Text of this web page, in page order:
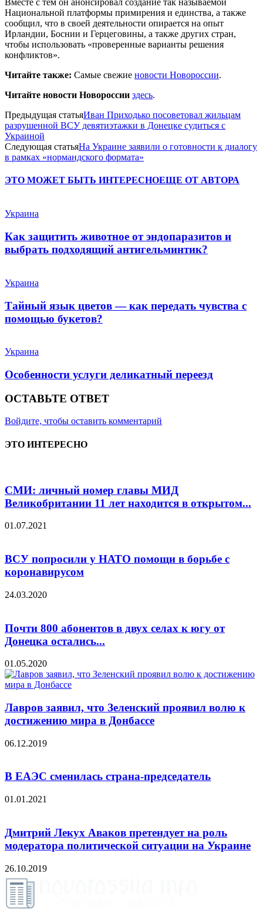
Национальной платформы примирения и единства, а также
сообщил, что в своей деятельности опирается на опыт
Ирландии, Боснии и Герцеговины, а также других стран,
чтобы использовать «проверенные варианты решения
конфликтов».
Читайте также: Самые свежие новости Новороссии.
Читайте новости Новороссии здесь.
Предыдущая статьяИван Приходько посоветовал жильцам
разрушенной ВСУ девятиэтажки в Донецке судиться с
Украиной
Следующая статьяНа Украине заявили о готовности к диалогу
в рамках «нормандского формата»
ЭТО МОЖЕТ БЫТЬ ИНТЕРЕСНОЕЩЕ ОТ АВТОРА
Украина
Как защитить животное от эндопаразитов и
выбрать подходящий антигельминтик?
Украина
Тайный язык цветов — как передать чувства с
помощью букетов?
Украина
Особенности услуги деликатный переезд
ОСТАВЬТЕ ОТВЕТ
Войдите, чтобы оставить комментарий
ЭТО ИНТЕРЕСНО
СМИ: личный номер главы МИД
Великобритании 11 лет находится в открытом...
01.07.2021
ВСУ попросили у НАТО помощи в борьбе с
коронавирусом
24.03.2020
Почти 800 абонентов в двух селах к югу от
Донецка остались...
01.05.2020
Лавров заявил, что Зеленский проявил волю к
достижению мира в Донбассе
06.12.2019
В ЕАЭС сменилась страна-председатель
01.01.2021
Дмитрий Лекух Аваков претендует на роль
модератора политической ситуации на Украине
26.10.2019